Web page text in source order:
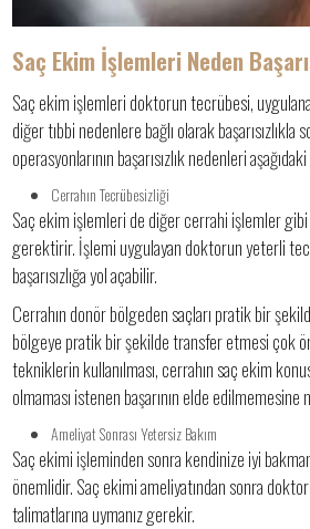
Saç Ekim İşlemleri Neden
Saç ekim işlemleri doktorun tecrübesi,
diğer tıbbi nedenlere bağlı olarak başarısızlıkla
operasyonlarının başarısızlık nedenleri
Cerrahın Tecrübesizliği
Saç ekim işlemleri de diğer cerrahi işlemler
gerektirir. İşlemi uygulayan doktorun yeterli
başarısızlığa yol açabilir.
Cerrahın donör bölgeden saçları pratik bir
bölgeye pratik bir şekilde transfer etmesi çok
tekniklerin kullanılması, cerrahın saç ekim
olmaması istenen başarının elde edilmemesine
Ameliyat Sonrası Yetersiz Bakım
Saç ekimi işleminden sonra kendinize iyi
önemlidir. Saç ekimi ameliyatından sonra
talimatlarına uymanız gerekir.